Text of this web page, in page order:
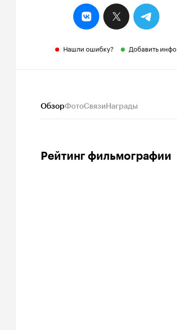
Нашли ошибку? Добавить инфо
ОбзорФотоСвязиНаграды
Рейтинг фильмографии